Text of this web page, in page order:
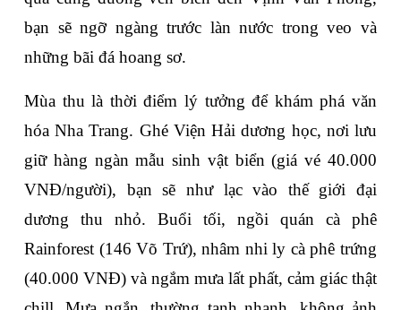
bạn sẽ ngỡ ngàng trước làn nước trong veo và
những bãi đá hoang sơ.
Mùa thu là thời điểm lý tưởng để khám phá văn
hóa Nha Trang. Ghé Viện Hải dương học, nơi lưu
giữ hàng ngàn mẫu sinh vật biển (giá vé 40.000
VNĐ/người), bạn sẽ như lạc vào thế giới đại
dương thu nhỏ. Buổi tối, ngồi quán cà phê
Rainforest (146 Võ Trứ), nhâm nhi ly cà phê trứng
(40.000 VNĐ) và ngắm mưa lất phất, cảm giác thật